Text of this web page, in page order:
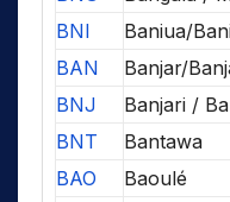
BNI
Baniua/
BAN
Banjar/
BNJ
Banjari /
BNT
Bantawa
BAO
Baoulé